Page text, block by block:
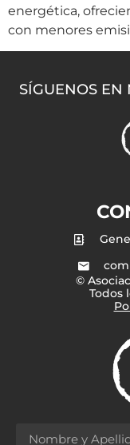
energética,
con menores
SÍGUENOS EN
©
Todos